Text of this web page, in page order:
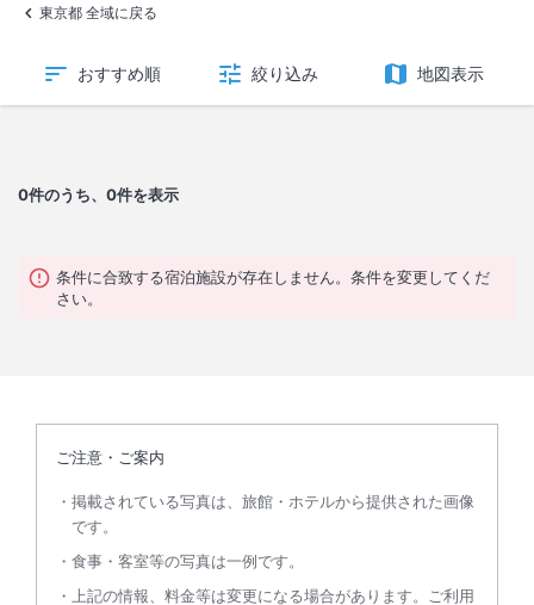
東京都 全域に戻る
おすすめ順 絞り込み 地図表示
0件のうち、0件を表示
条件に合致する宿泊施設が存在しません。条件を変更してくだ
さい。
ご注意・ご案内
掲載されている写真は、旅館・ホテルから提供された画像
です。
食事・客室等の写真は一例です。
上記の情報、料金等は変更になる場合があります。ご利用